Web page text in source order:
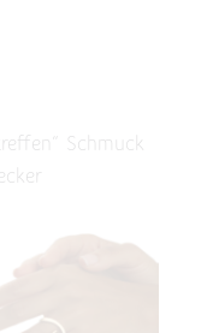
Schmuck